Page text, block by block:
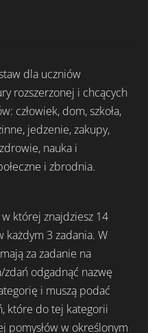
dla uczniów
rozszerzonej i chcących
człowiek, dom, szkoła,
jedzenie, zakupy,
nauka i
i zbrodnia.
w której znajdziesz 14
każdym 3 zadania. W
za zadanie na
odgadnąć nazwę
i muszą podać
które do tej kategorii
pomysłów w określonym